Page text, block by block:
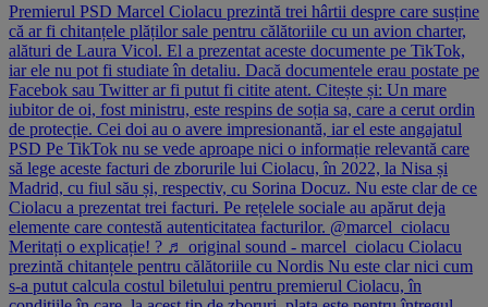
Premierul PSD Marcel Ciolacu prezintă trei hârtii despre care susține
că ar fi chitanțele plăților sale pentru călătoriile cu un avion charter,
alături de Laura Vicol. El a prezentat aceste documente pe TikTok,
iar ele nu pot fi studiate în detaliu. Dacă documentele erau postate pe
Facebok sau Twitter ar fi putut fi citite atent. Citește și: Un mare
iubitor de oi, fost ministru, este respins de soția sa, care a cerut ordin
de protecție. Cei doi au o avere impresionantă, iar el este angajatul
PSD Pe TikTok nu se vede aproape nici o informație relevantă care
să lege aceste facturi de zborurile lui Ciolacu, în 2022, la Nisa și
Madrid, cu fiul său și, respectiv, cu Sorina Docuz. Nu este clar de ce
Ciolacu a prezentat trei facturi. Pe rețelele sociale au apărut deja
elemente care contestă autenticitatea facturilor. @marcel_ciolacu
Meritați o explicație! ? ♬ original sound - marcel_ciolacu Ciolacu
prezintă chitanțele pentru călătoriile cu Nordis Nu este clar nici cum
s-a putut calcula costul biletului pentru premierul Ciolacu, în